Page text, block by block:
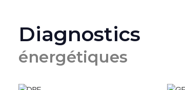
Diagnostics
énergétiques